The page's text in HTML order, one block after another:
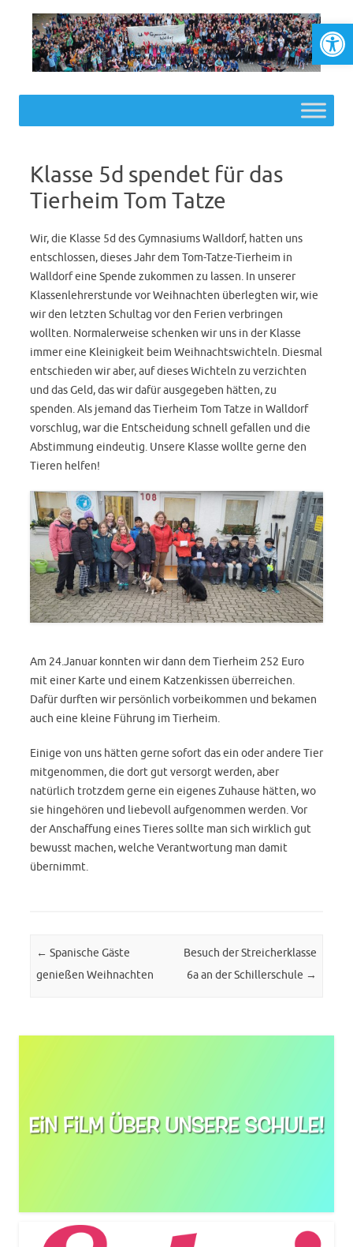
Klasse 5d spendet für das
Tierheim Tom Tatze
Wir, die Klasse 5d des Gymnasiums Walldorf, hatten uns
entschlossen, dieses Jahr dem Tom-Tatze-Tierheim in
Walldorf eine Spende zukommen zu lassen. In unserer
Klassenlehrerstunde vor Weihnachten überlegten wir, wie
wir den letzten Schultag vor den Ferien verbringen
wollten. Normalerweise schenken wir uns in der Klasse
immer eine Kleinigkeit beim Weihnachtswichteln. Diesmal
entschieden wir aber, auf dieses Wichteln zu verzichten
und das Geld, das wir dafür ausgegeben hätten, zu
spenden. Als jemand das Tierheim Tom Tatze in Walldorf
vorschlug, war die Entscheidung schnell gefallen und die
Abstimmung eindeutig. Unsere Klasse wollte gerne den
Tieren helfen!
Am 24.Januar konnten wir dann dem Tierheim 252 Euro
mit einer Karte und einem Katzenkissen überreichen.
Dafür durften wir persönlich vorbeikommen und bekamen
auch eine kleine Führung im Tierheim.
Einige von uns hätten gerne sofort das ein oder andere Tier
mitgenommen, die dort gut versorgt werden, aber
natürlich trotzdem gerne ein eigenes Zuhause hätten, wo
sie hingehören und liebevoll aufgenommen werden. Vor
der Anschaffung eines Tieres sollte man sich wirklich gut
bewusst machen, welche Verantwortung man damit
übernimmt.
Post navigation
← Spanische Gäste
genießen Weihnachten
Besuch der Streicherklasse
6a an der Schillerschule →